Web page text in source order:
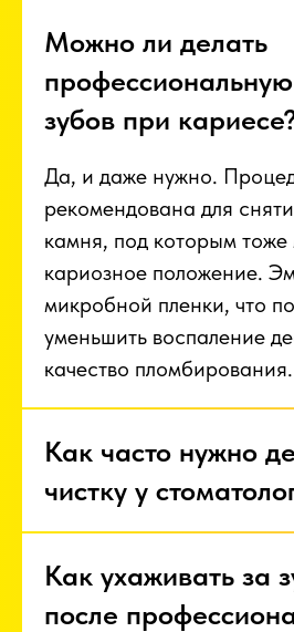
Можно ли делать
зубов при
Да, и даже нужно.
рекомендована для
камня, под которым
кариозное положение.
микробной пленки, что
уменьшить воспаление
качество пломбирования.
Как часто нужно
чистку у
Как ухаживать за
после